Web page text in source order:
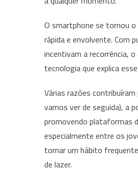
O smartphone se tornou
rápida e envolvente. Com
incentivam a recorrência,
tecnologia que explica
Várias razões
vamos ver de seguida), a
promovendo plataformas
especialmente entre os
tornar um hábito
de lazer.